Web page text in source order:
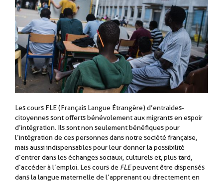
Les cours FLE (Français Langue Étrangère) d’entraides-
citoyennes sont offerts bénévolement aux migrants en espoir
d’intégration. Ils sont non seulement bénéfiques pour
l’intégration de ces personnes dans notre société française,
mais aussi indispensables pour leur donner la possibilité
d’entrer dans les échanges sociaux, culturels et, plus tard,
d’accéder à l’emploi. Les cours de FLEpeuvent être dispensés
dans la langue maternelle de l’apprenant ou directement en